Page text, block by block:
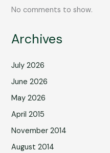
No comments to show.
Archives
July 2026
June 2026
May 2026
April 2015
November 2014
August 2014